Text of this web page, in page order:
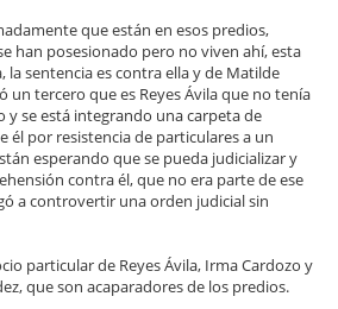
que están en esos predios,
han posesionado pero no viven ahí, esta
la sentencia es contra ella y de Matilde
un tercero que es Reyes Ávila que no tenía
y se está integrando una carpeta de
él por resistencia de particulares a un
esperando que se pueda judicializar y
contra él, que no era parte de ese
a controvertir una orden judicial sin
particular de Reyes Ávila, Irma Cardozo y
que son acaparadores de los predios.